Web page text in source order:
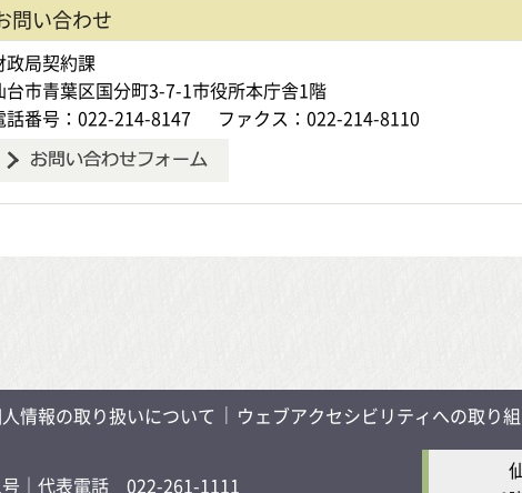
問い合わせ
政局契約課
台市青葉区国分町3-7-1市役所本庁舎1階
話番号：022-214-8147
ファクス：022-214-8110
情報の取り扱いについて ウェブアクセシビリティへの取り
｜代表電話 022-261-1111